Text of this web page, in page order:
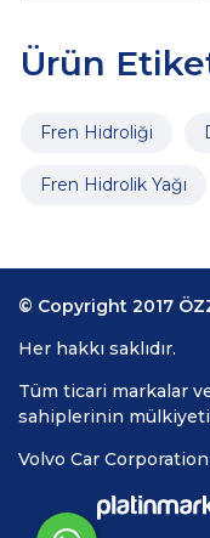
Ürün
Fren Hidroliği
Fren Hidrolik Yağı
© Copyright 2017
Her hakkı saklıdır.
Tüm ticari markalar
sahiplerinin
Volvo Car